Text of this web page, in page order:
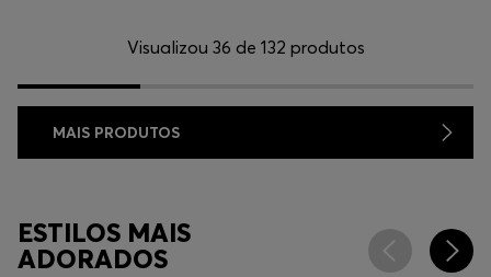
Visualizou 36 de 132 produtos
MAIS PRODUTOS
ESTILOS MAIS
ADORADOS